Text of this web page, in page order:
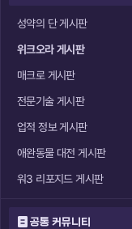
성약의 단 게시판
위크오라 게시판
매크로 게시판
전문기술 게시판
업적 정보 게시판
애완동물 대전 게시판
워3 리포지드 게시판
공통 커뮤니티